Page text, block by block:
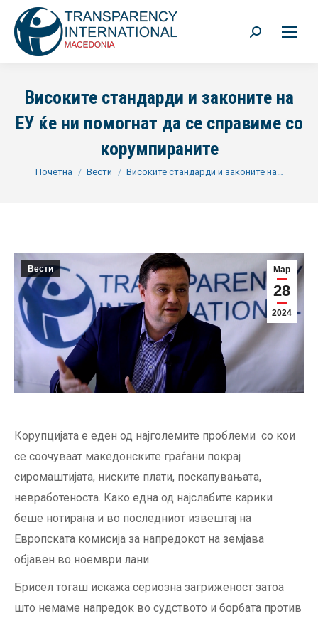
Search:
Високите стандарди и законите на
ЕУ ќе ни помогнат да се справиме со
корумпираните
You are here:
Почетна Вести Високите стандарди и законите на…
Мар
28
2024
Вести
Корупцијата е еден од најголемите проблеми со кои
се соочуваат македонските граѓани покрај
сиромаштијата, ниските плати, поскапувањата,
невработеноста. Како една од најслабите карики
беше нотирана и во последниот извештај на
Европската комисија за напредокот на земјава
објавен во ноември лани.
Брисел тогаш искажа сериозна загриженост затоа
што немаме напредок во судството и борбата против